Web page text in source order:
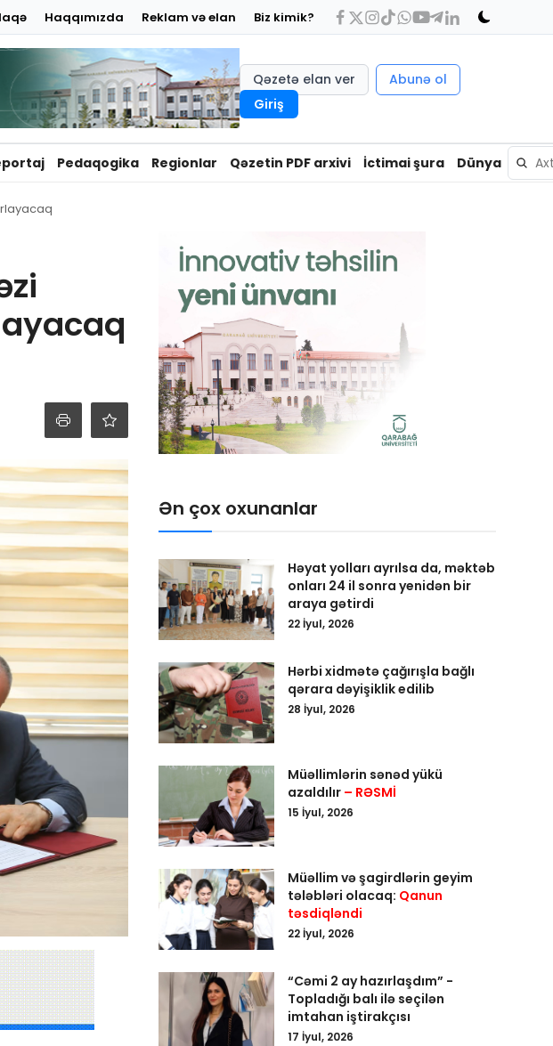
Haqqımızda Reklam və elan Biz kimik?
Qəzetə elan ver
Abunə ol
Giriş
Pedaqogika Regionlar Qəzetin PDF arxivi İctimai şura Dünya
Ən çox oxunanlar
Həyat yolları ayrılsa da, məktəb
onları 24 il sonra yenidən bir
araya gətirdi
22 İyul, 2026
Hərbi xidmətə çağırışla bağlı
qərara dəyişiklik edilib
28 İyul, 2026
Müəllimlərin sənəd yükü
azaldılır – RƏSMİ
15 İyul, 2026
Müəllim və şagirdlərin geyim
tələbləri olacaq: Qanun
təsdiqləndi
22 İyul, 2026
“Cəmi 2 ay hazırlaşdım” -
Topladığı balı ilə seçilən
imtahan iştirakçısı
17 İyul, 2026